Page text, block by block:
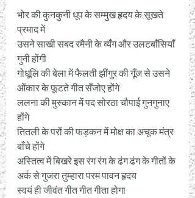
भोर की कुनकुनी धूप के सम्मुख हृदय के सूखते
प्रमाद में
उसने साखी सबद रमैनी के व्यँग और उलटबाँसियाँ
गुनी होंगी
गोधूलि की बेला में फैलती झींगुर की गूँज से उसने
ओंकार के फूटते गीत सँजोए होंगे
ललना की मुस्कान में पद सोरठा चौपाई गुनगुनाए
होंगे
तितली के परों की फड़कन में मोक्ष का अचूक मंत्र
बाँचे होंगे
अस्तित्व में बिखरे इस रंग रंग के ढंग ढंग के गीतों के
अर्क से गुजरा तुम्हारा परम पावन हृदय
स्वयं ही जीवंत गीत गीत गीता होगा